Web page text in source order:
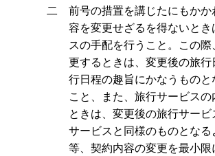
二 前号の措置を講じたにもかか
容を変更せざるを得ないと
スの手配を行うこと。この
更するときは、変更後の旅
行日程の趣旨にかなうものと
こと、また、旅行サービス
ときは、変更後の旅行サー
サービスと同様のものとなる
等、契約内容の変更を最小限